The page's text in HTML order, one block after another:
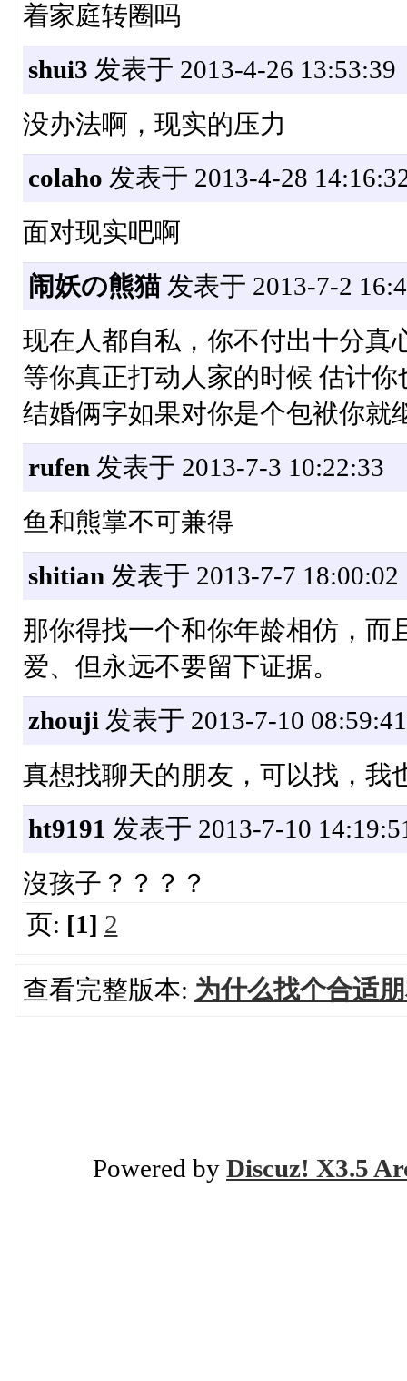
着家庭转圈吗
shui3 发表于 2013-4-26 13:53:39
没办法啊，现实的压力
colaho 发表于 2013-4-28
面对现实吧啊
闹妖の熊猫发表于 2013-7-2
现在人都自私，你不付出十分真
等你真正打动人家的时候 估计你
结婚俩字如果对你是个包袱你就
rufen 发表于 2013-7-3 10:22:33
鱼和熊掌不可兼得
shitian 发表于 2013-7-7 18:00:02
那你得找一个和你年龄相仿，而
爱、但永远不要留下证据。
zhouji 发表于 2013-7-10 08:59:41
真想找聊天的朋友，可以找，我
ht9191 发表于 2013-7-10
沒孩子？？？？
页: [1] 2
查看完整版本: 为什么找个合适
Powered by Discuz! X3.5